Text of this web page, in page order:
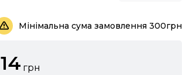
Мінімальна сума замовлення 300грн
14 грн